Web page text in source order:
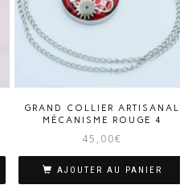
GRAND COLLIER ARTISANAL
MÉCANISME ROUGE 4
45,00€
AJOUTER AU PANIER